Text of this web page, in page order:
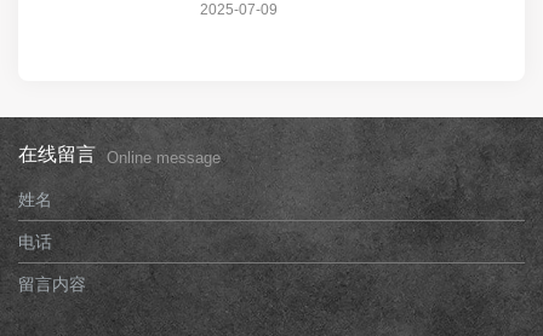
示、超大尺寸、节能环保等特点，到在城
2025-07-09
在线留言 Online message
姓名
电话
留言内容